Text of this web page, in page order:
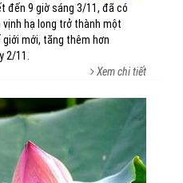
đến 9 giờ sáng 3/11, đã có
hạ long trở thành một
mới, tăng thêm hơn
2/11.
Xem chi tiết